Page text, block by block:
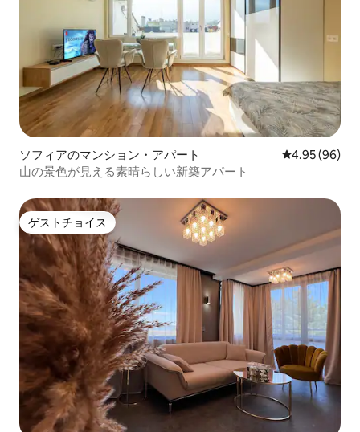
ソフィアのマンション・アパート レビュー96
4.95 (96)
山の景色が見える素晴らしい新築アパート
ゲストチョイス
ゲストチョイス